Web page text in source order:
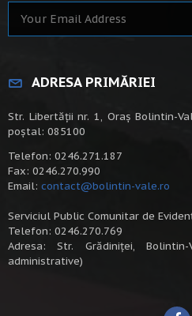
ADRESA PRIMĂRIEI
Str. Libertății nr. 1, Oraș Bolintin-
poștal: 085100
Telefon: 0246.271.187
Fax: 0246.270.990
Email: contact@bolintin-vale.ro
Serviciul Public Comunitar de
Telefon: 0246.270.769
Adresa: Str. Grădiniței,
administrative)